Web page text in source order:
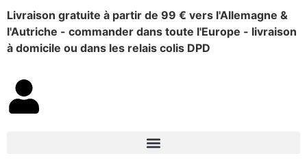
Livraison gratuite à partir de 99 € vers l'Allemagne &
l'Autriche - commander dans toute l'Europe - livraison
à domicile ou dans les relais colis DPD